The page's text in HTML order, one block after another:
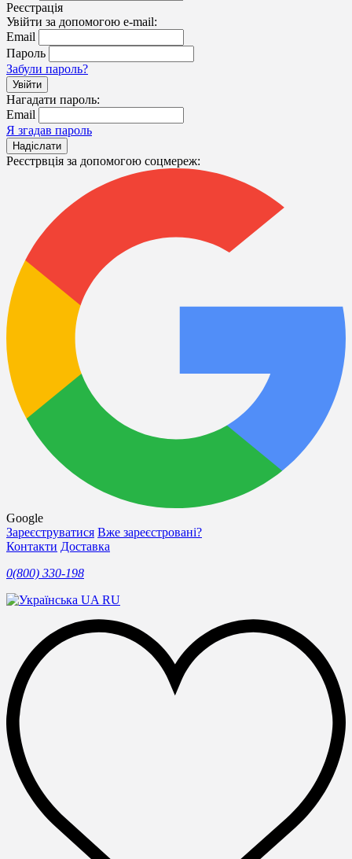
Реєстрація
Увійти за допомогою e-mail:
Email
Пароль
Забули пароль?
Нагадати пароль:
Email
Я згадав пароль
Реєстрвція за допомогою соцмереж:
Google
Зареєструватися Вже зареєстровані?
Контакти Доставка
0(800) 330-198
UA RU